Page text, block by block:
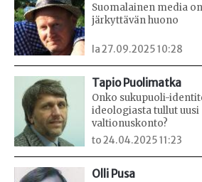
Suomalainen media on
järkyttävän huono
la 27.09.2025 10:28
Tapio Puolimatka
Onko sukupuoli-
ideologiasta tullut uusi
valtionuskonto?
to 24.04.2025 11:23
Olli Pusa